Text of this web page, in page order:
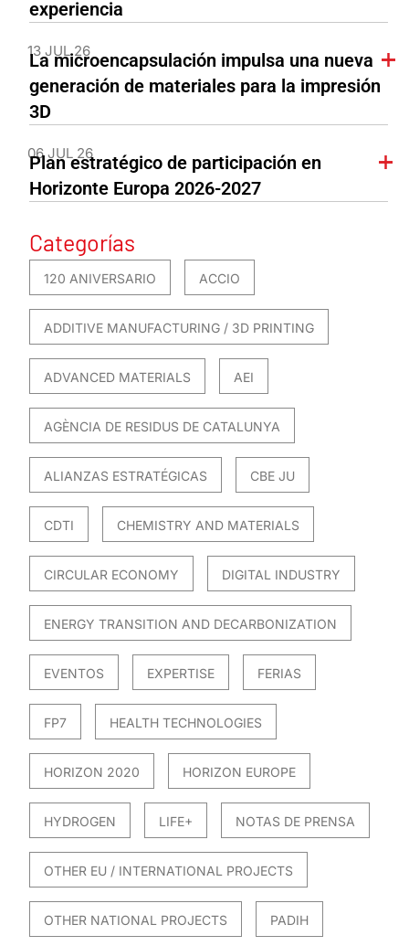
experiencia
13 JUL 26
La microencapsulación impulsa una nueva
generación de materiales para la impresión
3D
06 JUL 26
Plan estratégico de participación en
Horizonte Europa 2026-2027
Categorías
120 ANIVERSARIO ACCIO
ADDITIVE MANUFACTURING / 3D PRINTING
ADVANCED MATERIALS AEI
AGÈNCIA DE RESIDUS DE CATALUNYA
ALIANZAS ESTRATÉGICAS CBE JU
CDTI CHEMISTRY AND MATERIALS
CIRCULAR ECONOMY DIGITAL INDUSTRY
ENERGY TRANSITION AND DECARBONIZATION
EVENTOS EXPERTISE FERIAS
FP7 HEALTH TECHNOLOGIES
HORIZON 2020 HORIZON EUROPE
HYDROGEN LIFE+ NOTAS DE PRENSA
OTHER EU / INTERNATIONAL PROJECTS
OTHER NATIONAL PROJECTS PADIH